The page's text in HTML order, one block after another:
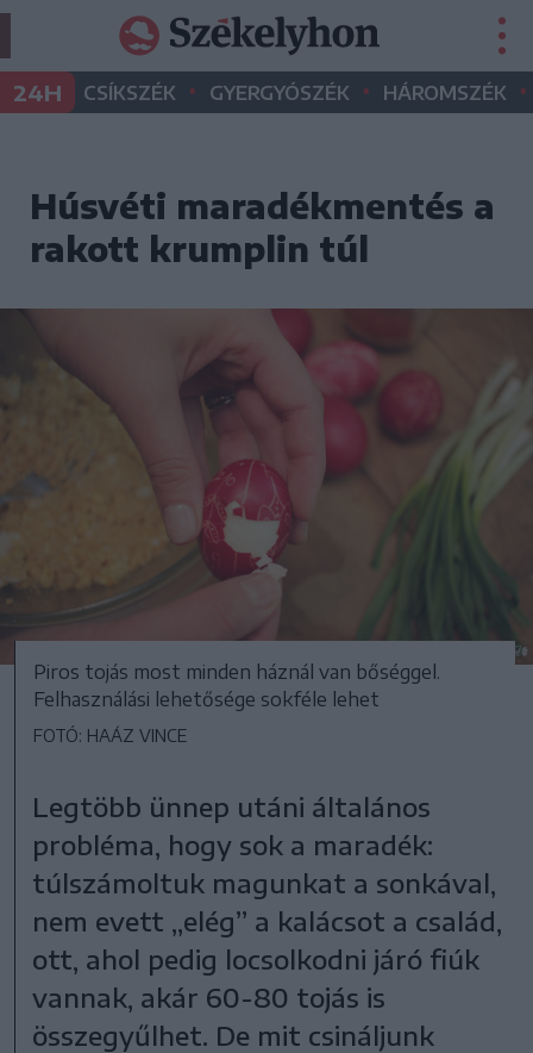
24H CSÍKSZÉK • GYERGYÓSZÉK • HÁROMSZÉK •
Húsvéti maradékmentés a
rakott krumplin túl
Piros tojás most minden háznál van bőséggel.
Felhasználási lehetősége sokféle lehet
FOTÓ: HAÁZ VINCE
Legtöbb ünnep utáni általános
probléma, hogy sok a maradék:
túlszámoltuk magunkat a sonkával,
nem evett „elég” a kalácsot a család,
ott, ahol pedig locsolkodni járó fiúk
vannak, akár 60-80 tojás is
összegyűlhet. De mit csináljunk